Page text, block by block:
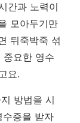
간과 노력이
모아두기만
뒤죽박죽 섞
중요한 영수
요.
방법을 시
수증을 받자